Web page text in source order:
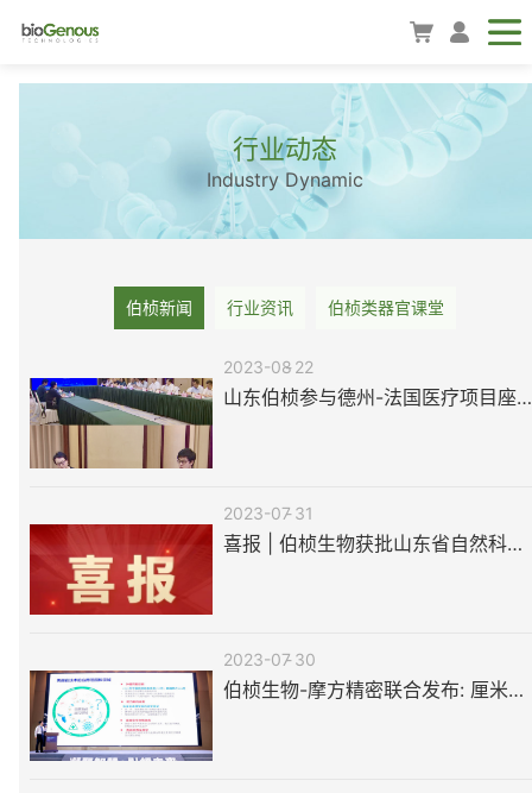
行业动态
Industry Dynamic
伯桢新闻 行业资讯 伯桢类器官课堂
22
2023-08
山东伯桢参与德州-法国医疗项目座谈会 共谋合作新机遇
31
2023-07
喜报 | 伯桢生物获批山东省自然科学基金创新发展联合基金项目立项
30
2023-07
伯桢生物-摩方精密联合发布: 厘米级类肿瘤重大技术突破